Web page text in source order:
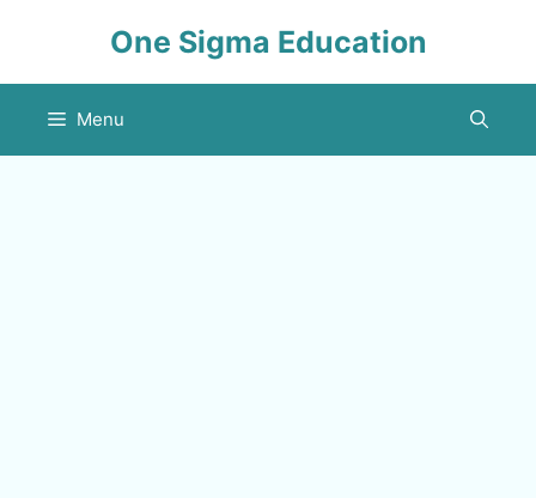
One Sigma Education
Menu